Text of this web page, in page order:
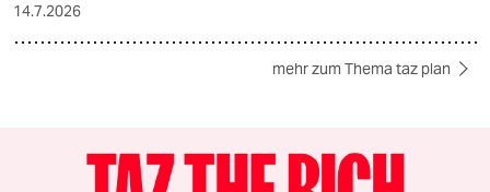
14.7.2026
mehr zum Thema taz plan